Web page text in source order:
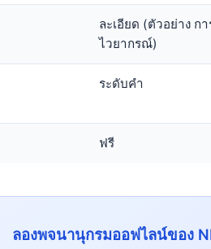
ละเอียด (ตัวอย่าง ก
ไวยากรณ์)
ระดับคำ
ฟรี
ลองพจนานุกรมออฟไลน์ของ